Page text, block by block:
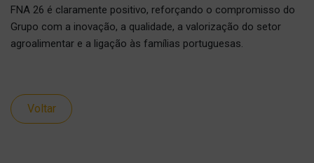
FNA 26 é claramente positivo, reforçando o compromisso do
Grupo com a inovação, a qualidade, a valorização do setor
agroalimentar e a ligação às famílias portuguesas.
Voltar